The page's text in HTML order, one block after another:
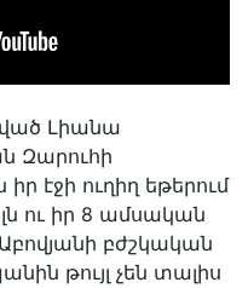
Լիանա
Զարուհի
էջի ուղիղ եթերում
ու իր 8 ամսական
բժշկական
թույլ չեն տալիս